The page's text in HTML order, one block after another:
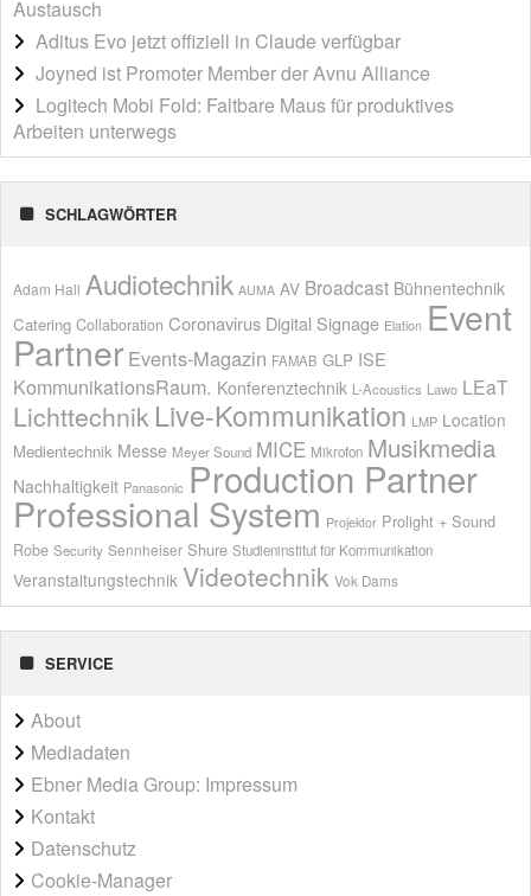
Austausch
Aditus Evo jetzt offiziell in Claude verfügbar
Joyned ist Promoter Member der Avnu Alliance
Logitech Mobi Fold: Faltbare Maus für produktives
Arbeiten unterwegs
SCHLAGWÖRTER
Adam Hall Audiotechnik AUMA AV Broadcast Bühnentechnik
Catering Collaboration Coronavirus Digital Signage Elation Event
Partner Events-Magazin FAMAB GLP ISE
KommunikationsRaum. Konferenztechnik L-Acoustics Lawo LEaT
Lichttechnik Live-Kommunikation LMP Location
Medientechnik Messe Meyer Sound MICE Mikrofon Musikmedia
Nachhaltigkeit Panasonic Production Partner
Professional System Projektor Prolight + Sound
Robe Security Sennheiser Shure Studieninstitut für Kommunikation
Veranstaltungstechnik Videotechnik Vok Dams
SERVICE
About
Mediadaten
Ebner Media Group: Impressum
Kontakt
Datenschutz
Cookie-Manager